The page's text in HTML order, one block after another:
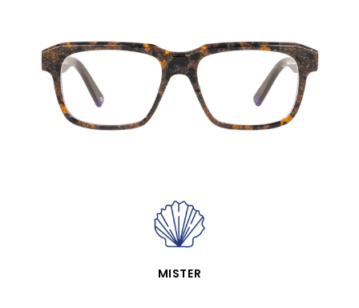
VISTA RÁPIDA
MISTER